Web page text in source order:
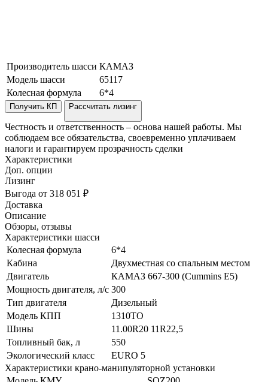
Производитель шасси КАМАЗ
Модель шасси
65117
Колесная формула
6*4
Получить КП Рассчитать лизинг
Честность и ответственность – основа нашей работы. Мы
соблюдаем все обязательства, своевременно уплачиваем
налоги и гарантируем прозрачность сделки
Характеристики
Доп. опции
Лизинг
Выгода от 318 051 ₽
Доставка
Описание
Обзоры, отзывы
Характеристики шасси
Колесная формула
6*4
Кабина
Двухместная со спальным местом
Двигатель
КАМАЗ 667-300 (Cummins Е5)
Мощность двигателя, л/с 300
Тип двигателя
Дизельный
Модель КПП
1310TO
Шины
11.00R20 11R22,5
Топливный бак, л
550
Экологический класс
EURO 5
Характеристики крано-манипуляторной установки